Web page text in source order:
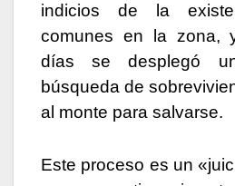
indicios de la
comunes en la zona,
días se desplegó
búsqueda de
al monte para salvarse.
Este proceso es un